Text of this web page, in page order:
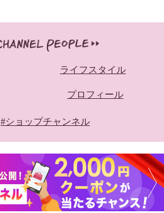
ライフスタイル
プロフィール
#ショップチャンネル